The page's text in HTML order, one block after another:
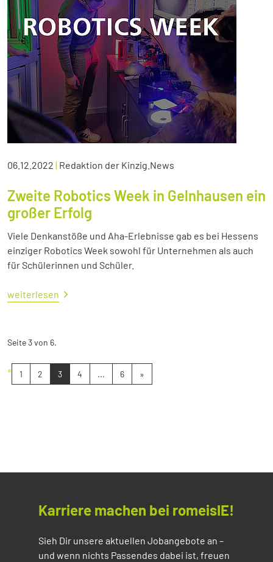
06.12.2022 | Redaktion der Kinzig.News
Zweite Robotics Week in Gelnhausen ein
großer Erfolg
Viele Denkanstöße und Aha-Erlebnisse gab es bei Hessens
einziger Robotics Week sowohl für Unternehmen als auch
für Schülerinnen und Schüler.
weiterlesen
Seite 3 von 6.
« 1 2 3 4 ... 6 »
Karriere machen bei romeisIE!
Sieh Dir unsere aktuellen Jobangebote an –
und wenn nichts Passendes dabei ist, freuen